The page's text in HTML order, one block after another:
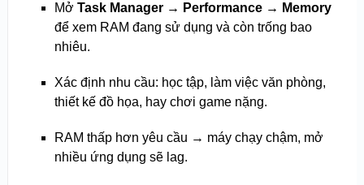
Mở Task Manager → Performance → Memory
để xem RAM đang sử dụng và còn trống bao
nhiêu.
Xác định nhu cầu: học tập, làm việc văn phòng,
thiết kế đồ họa, hay chơi game nặng.
RAM thấp hơn yêu cầu → máy chạy chậm, mở
nhiều ứng dụng sẽ lag.